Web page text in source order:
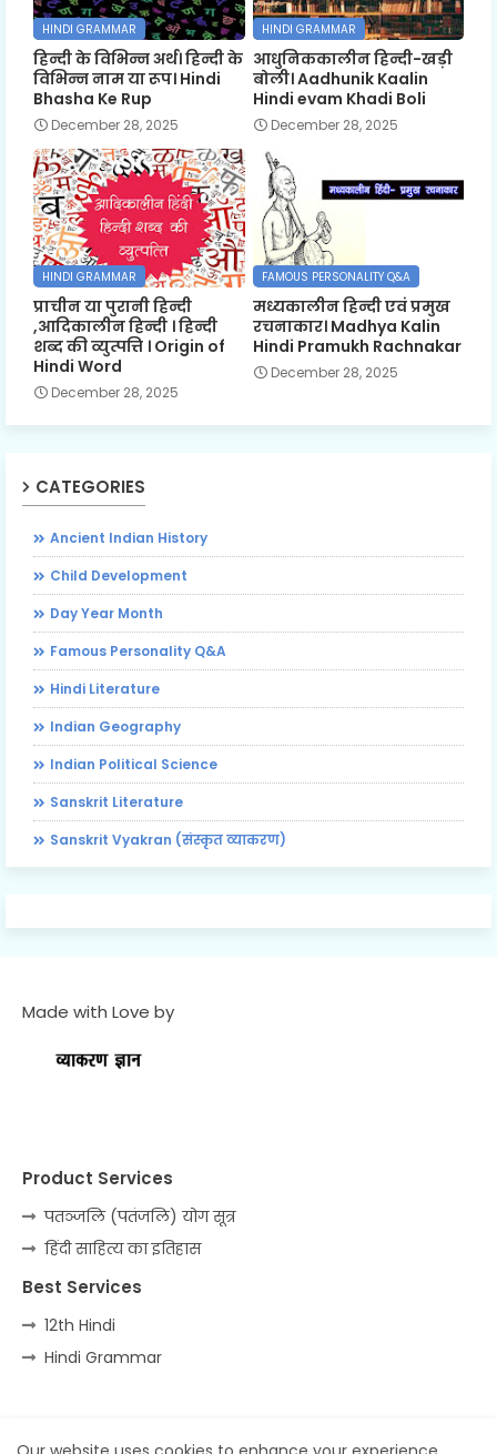
HINDI GRAMMAR
हिन्दी के विभिन्न अर्थ। हिन्दी के
विभिन्न नाम या रूप। Hindi
Bhasha Ke Rup
December 28, 2025
HINDI GRAMMAR
आधुनिककालीन हिन्दी-खड़ी
बोली। Aadhunik Kaalin
Hindi evam Khadi Boli
December 28, 2025
HINDI GRAMMAR
प्राचीन या पुरानी हिन्दी
,आदिकालीन हिन्दी । हिन्दी
शब्द की व्युत्पत्ति । Origin of
Hindi Word
December 28, 2025
FAMOUS PERSONALITY Q&A
मध्यकालीन हिन्दी एवं प्रमुख
रचनाकार। Madhya Kalin
Hindi Pramukh Rachnakar
December 28, 2025
CATEGORIES
Ancient Indian History
Child Development
Day Year Month
Famous Personality Q&A
Hindi Literature
Indian Geography
Indian Political Science
Sanskrit Literature
Sanskrit Vyakran (संस्कृत व्याकरण)
Made with Love by
Product Services
पतञ्जलि (पतंजलि) योग सूत्र
हिंदी साहित्य का इतिहास
Best Services
12th Hindi
Hindi Grammar
Home Contact us Privacy Policy